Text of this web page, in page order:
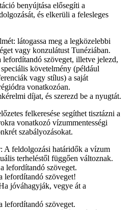
benyújtása elősegíti a
és elkerüli a felesleges
látogassa meg a legközelebbi
vagy konzulátust Tunéziában.
szöveget, illetve jelezd,
követelmény (például
vagy stílus) a saját
vonatkozóan.
díjat, és szerezd be a nyugtát.
felkeresése segíthet tisztázni a
vonatkozó vízummentességi
szabályozásokat.
A feldolgozási határidők a vízum
terheléstől függően változnak.
lefordítandó szöveget.
lefordítandó szöveget!
jóváhagyják, vegye át a
lefordítandó szöveget.